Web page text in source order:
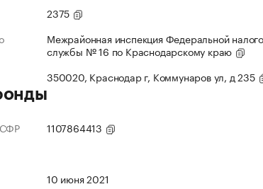
2375
Межрайонная инспекция Федеральной
службы № 16 по Краснодарскому краю
350020, Краснодар г, Коммунаров ул, д 235
1107864413
10 июня 2021